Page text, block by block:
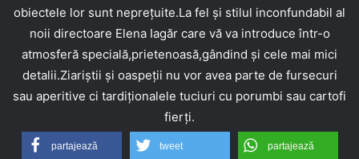
obiectele lor sunt neprețuite.La fel și stilul inconfundabil al
noii directoare Elena Iagăr care vă va introduce într-o
atmosferă specială,prietenoasă,gândind și cele mai mici
detalii.Ziariștii și oaspeții nu vor avea parte de fursecuri
sau aperitive ci tardiționalele tuciuri cu porumbi sau cartofi
fierți.
partajează tweet partajează